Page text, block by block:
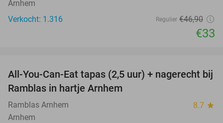
Arnhem
Verkocht: 1.316
Regulier €46,90
€33
34%
All-You-Can-Eat tapas (2,5 uur) + nagerecht bij
Ramblas in hartje Arnhem
Ramblas Arnhem 8.7 star
Arnhem